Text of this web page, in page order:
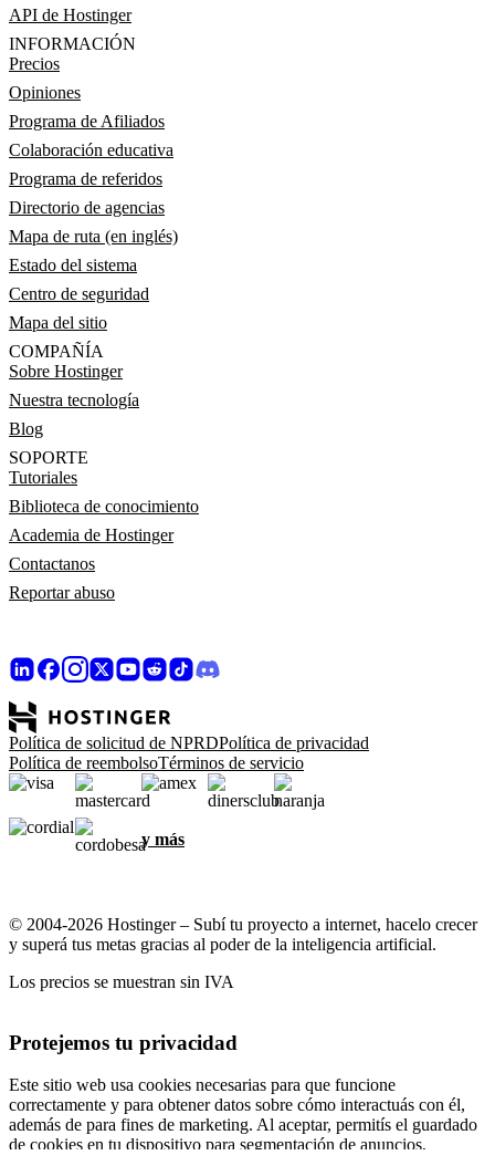
API de Hostinger
INFORMACIÓN
Precios
Opiniones
Programa de Afiliados
Colaboración educativa
Programa de referidos
Directorio de agencias
Mapa de ruta (en inglés)
Estado del sistema
Centro de seguridad
Mapa del sitio
COMPAÑÍA
Sobre Hostinger
Nuestra tecnología
Blog
SOPORTE
Tutoriales
Biblioteca de conocimiento
Academia de Hostinger
Contactanos
Reportar abuso
Política de solicitud de NPRDPolítica de privacidad
Política de reembolsoTérminos de servicio
y más
© 2004-2026 Hostinger – Subí tu proyecto a internet, hacelo crecer
y superá tus metas gracias al poder de la inteligencia artificial.
Los precios se muestran sin IVA
Protejemos tu privacidad
Este sitio web usa cookies necesarias para que funcione
correctamente y para obtener datos sobre cómo interactuás con él,
además de para fines de marketing. Al aceptar, permitís el guardado
de cookies en tu dispositivo para segmentación de anuncios,